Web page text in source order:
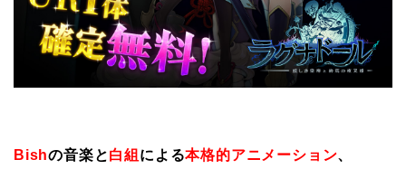
Bishの音楽と白組 による本格的アニメーション、